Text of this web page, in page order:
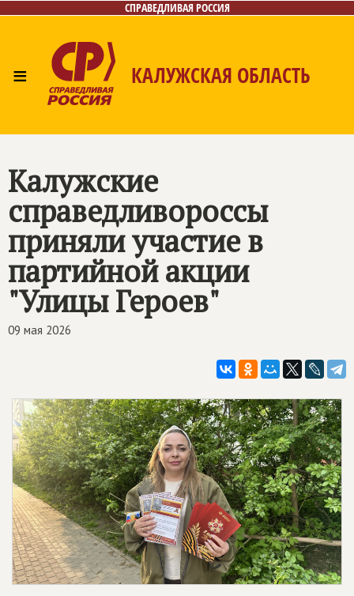
СПРАВЕДЛИВАЯ РОССИЯ
≡ КАЛУЖСКАЯ ОБЛАСТЬ
Калужские
справедливороссы
приняли участие в
партийной акции
"Улицы Героев"
09 мая 2026